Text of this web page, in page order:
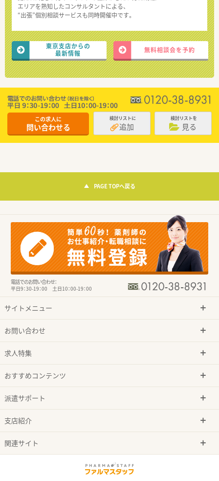
エリアを熟知したコンサルタントによる、
“出張”個別相談サービスも同時開催中です。
東京支店からの
最新情報
無料相談会を予約
この求人に
問い合わせる
検討リストに
追加
検討リストを
見る
PAGE TOPへ戻る
電話でのお問い合わせ：
平日9：30-19：00 土日10：00-19：00
サイトメニュー
お問い合わせ
求人特集
おすすめコンテンツ
派遣サポート
支店紹介
関連サイト